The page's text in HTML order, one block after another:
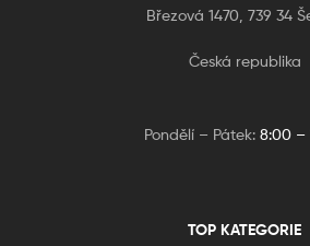
Březová 1470, 739 34
Česká republika
Pondělí – Pátek: 8:00 –
TOP KATEGORIE